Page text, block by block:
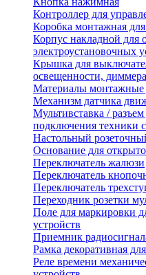
Контроллер для
Коробка монтажная
Корпус накладной для
электроустановочных
Крышка для
освещенности,
Материалы монтажные
Механизм датчика
Мультивставка /
подключения техники
Настольный
Основание для
Переключатель жалюзи
Переключатель
Переключатель
Переходник розетки
Поле для маркировки
устройств
Приемник
Рамка декоративная
Реле времени